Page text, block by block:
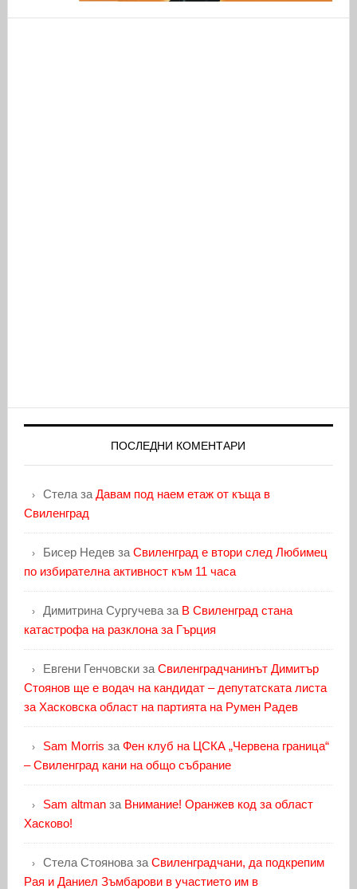
ПОСЛЕДНИ КОМЕНТАРИ
Стелаза Давам под наем етаж от къща в
Свиленград
Бисер Недевза Свиленград е втори след Любимец
по избирателна активност към 11 часа
Димитрина Сургучеваза В Свиленград стана
катастрофа на разклона за Гърция
Евгени Генчовскиза Свиленградчанинът Димитър
Стоянов ще е водач на кандидат – депутатската листа
за Хасковска област на партията на Румен Радев
Sam Morris за Фен клуб на ЦСКА „Червена граница“
– Свиленград кани на общо събрание
Sam altmanза Внимание! Оранжев код за област
Хасково!
Стела Стояноваза Свиленградчани, да подкрепим
Рая и Даниел Зъмбарови в участието им в